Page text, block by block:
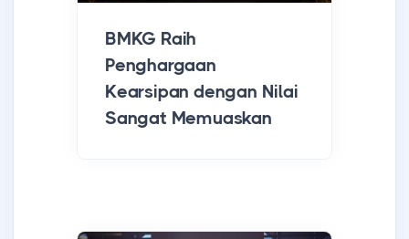
BMKG Raih
Penghargaan
Kearsipan dengan Nilai
Sangat Memuaskan